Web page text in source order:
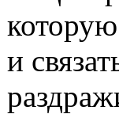
и